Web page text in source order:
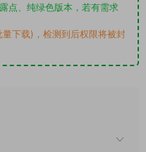
点、纯绿色版本，若有需求
下载)，检测到后权限将被封